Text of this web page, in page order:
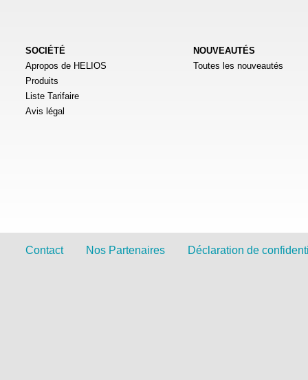
SOCIÉTÉ
Apropos de HELIOS
Produits
Liste Tarifaire
Avis légal
NOUVEAUTÉS
Toutes les nouveautés
Contact Nos Partenaires Déclaration de